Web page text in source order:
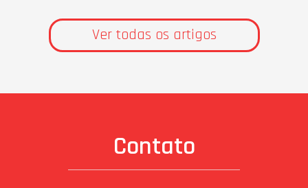
Ver todas os artigos
Contato